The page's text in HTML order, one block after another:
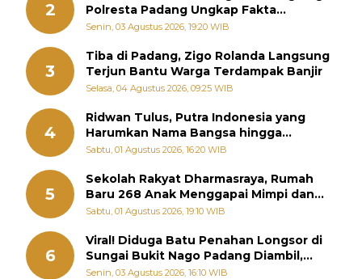
2
Polresta Padang Ungkap Fakta
Sebenarnya
Senin, 03 Agustus 2026, 19:20 WIB
3
Tiba di Padang, Zigo Rolanda Langsung
Terjun Bantu Warga Terdampak Banjir
Selasa, 04 Agustus 2026, 09:25 WIB
4
Ridwan Tulus, Putra Indonesia yang
Harumkan Nama Bangsa hingga
Diabadikan dalam Buku Jepang
Sabtu, 01 Agustus 2026, 16:20 WIB
5
Sekolah Rakyat Dharmasraya, Rumah
Baru 268 Anak Menggapai Mimpi dan
Memutus Rantai Kemiskinan
Sabtu, 01 Agustus 2026, 19:10 WIB
6
Viral! Diduga Batu Penahan Longsor di
Sungai Bukit Nago Padang Diambil,
Warga Khawatir Bencana Terulang
Senin, 03 Agustus 2026, 16:10 WIB